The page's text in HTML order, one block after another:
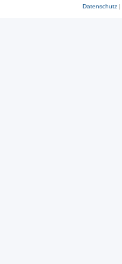
Datenschutz|